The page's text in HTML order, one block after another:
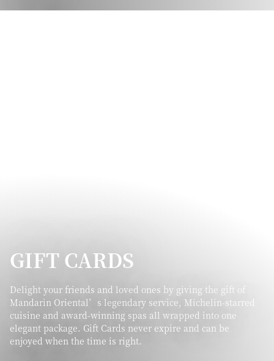
GIFT CARDS
Delight your friends and loved ones by giving the gift of
Mandarin Oriental’s legendary service, Michelin-starred
cuisine and award-winning spas all wrapped into one
elegant package. Gift Cards never expire and can be
enjoyed when the time is right.